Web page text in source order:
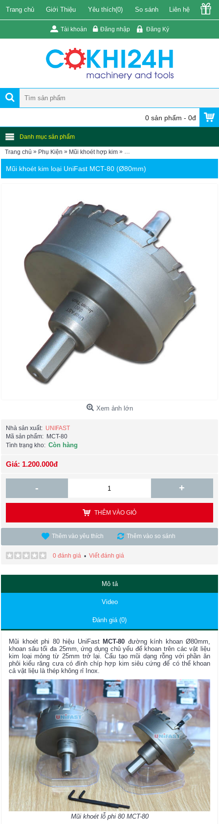
Trang chủ Giới Thiệu Yêu thích(0) So sánh Liên hệ
Tài khoản Đăng nhập Đăng Ký
0 sản phẩm - 0đ
Danh mục sản phẩm
Trang chủ » Phụ Kiện » Mũi khoét hợp kim » Mũi khoét kim loại UniFast MCT-
Mũi khoét kim loại UniFast MCT-80 (Ø80mm)
Xem ảnh lớn
Nhà sản xuất: UNIFAST
Mã sản phẩm: MCT-80
Tình trạng kho: Còn hàng
Giá: 1.200.000đ
- +
THÊM VÀO GIỎ
Thêm vào yêu thích Thêm vào so sánh
0 đánh giá • Viết đánh giá
Mô tả
Video
Đánh giá (0)
Mũi khoét phi 80 hiệu UniFast MCT-80 đường kính khoan Ø80mm,
khoan sâu tối đa 25mm, ứng dụng chủ yếu để khoan trên các vật liệu
kim loại mỏng từ 25mm trở lại. Cấu tạo mũi dạng rỗng với phần ăn
phôi kiểu răng cưa có đính chíp hợp kim siêu cứng để có thể khoan
cả vật liệu là thép không rỉ Inox.
Mũi khoét lỗ phi 80 MCT-80